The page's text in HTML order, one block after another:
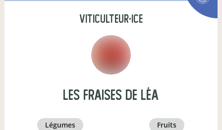
viticulteur·ice
Les Fraises de Léa
légumes fruits